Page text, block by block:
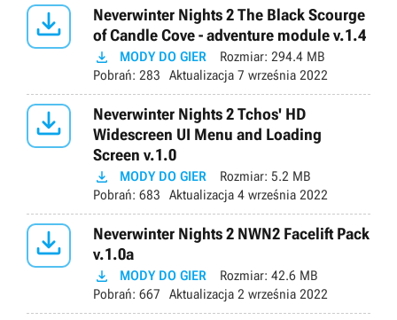

Neverwinter Nights 2 The Black Scourge
of Candle Cove - adventure module v.1.4
 MODY DO GIER Rozmiar: 294.4 MB
Pobrań: 283 Aktualizacja 7 września 2022

Neverwinter Nights 2 Tchos' HD
Widescreen UI Menu and Loading
Screen v.1.0
 MODY DO GIER Rozmiar: 5.2 MB
Pobrań: 683 Aktualizacja 4 września 2022

Neverwinter Nights 2 NWN2 Facelift Pack
v.1.0a
 MODY DO GIER Rozmiar: 42.6 MB
Pobrań: 667 Aktualizacja 2 września 2022